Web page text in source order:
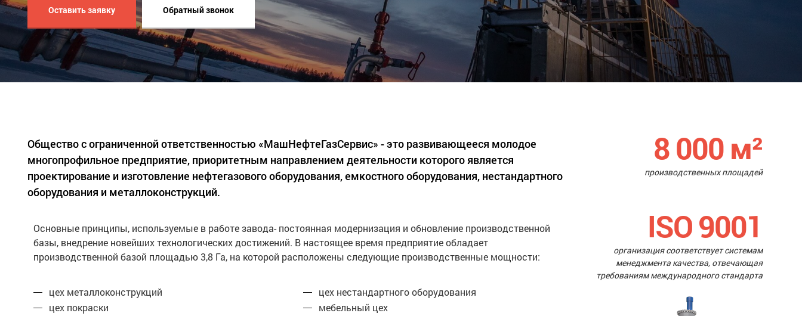
Оставить заявку Обратный звонок
Общество с ограниченной ответственностью «МашНефтеГазСервис» - это развивающееся молодое
многопрофильное предприятие, приоритетным направлением деятельности которого является
проектирование и изготовление нефтегазового оборудования, емкостного оборудования, нестандартного
оборудования и металлоконструкций.
Основные принципы, используемые в работе завода- постоянная модернизация и обновление производственной
базы, внедрение новейших технологических достижений. В настоящее время предприятие обладает
производственной базой площадью 3,8 Га, на которой расположены следующие производственные мощности:
цех металлоконструкций
цех нестандартного оборудования
цех покраски
мебельный цех
8 000м²
производственных площадей
ISO 9001
организация соответствует системам
менеджмента качества, отвечающая
требованиям международного стандарта